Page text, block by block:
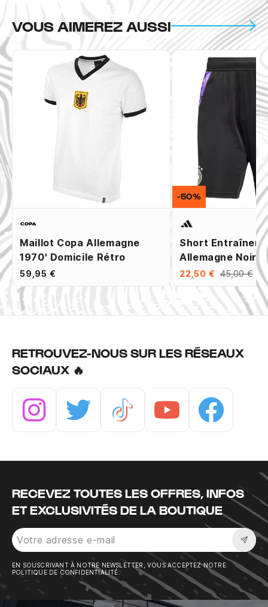
VOUS AIMEREZ AUSSI
Maillot Copa Allemagne
1970' Domicile Rétro
59,95 €
Short
Allemagne Noir
22,50 € 45,00 €
-50%
RETROUVEZ-NOUS SUR LES RÉSEAUX
SOCIAUX 🔥
RECEVEZ TOUTES LES OFFRES, INFOS
ET EXCLUSIVITÉS DE LA BOUTIQUE
EN SOUSCRIVANT À NOTRE NEWSLETTER, VOUS ACCEPTEZ NOTRE
POLITIQUE DE CONFIDENTIALITÉ.